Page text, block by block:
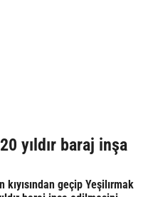
yıldır baraj inşa
geçip Yeşilırmak